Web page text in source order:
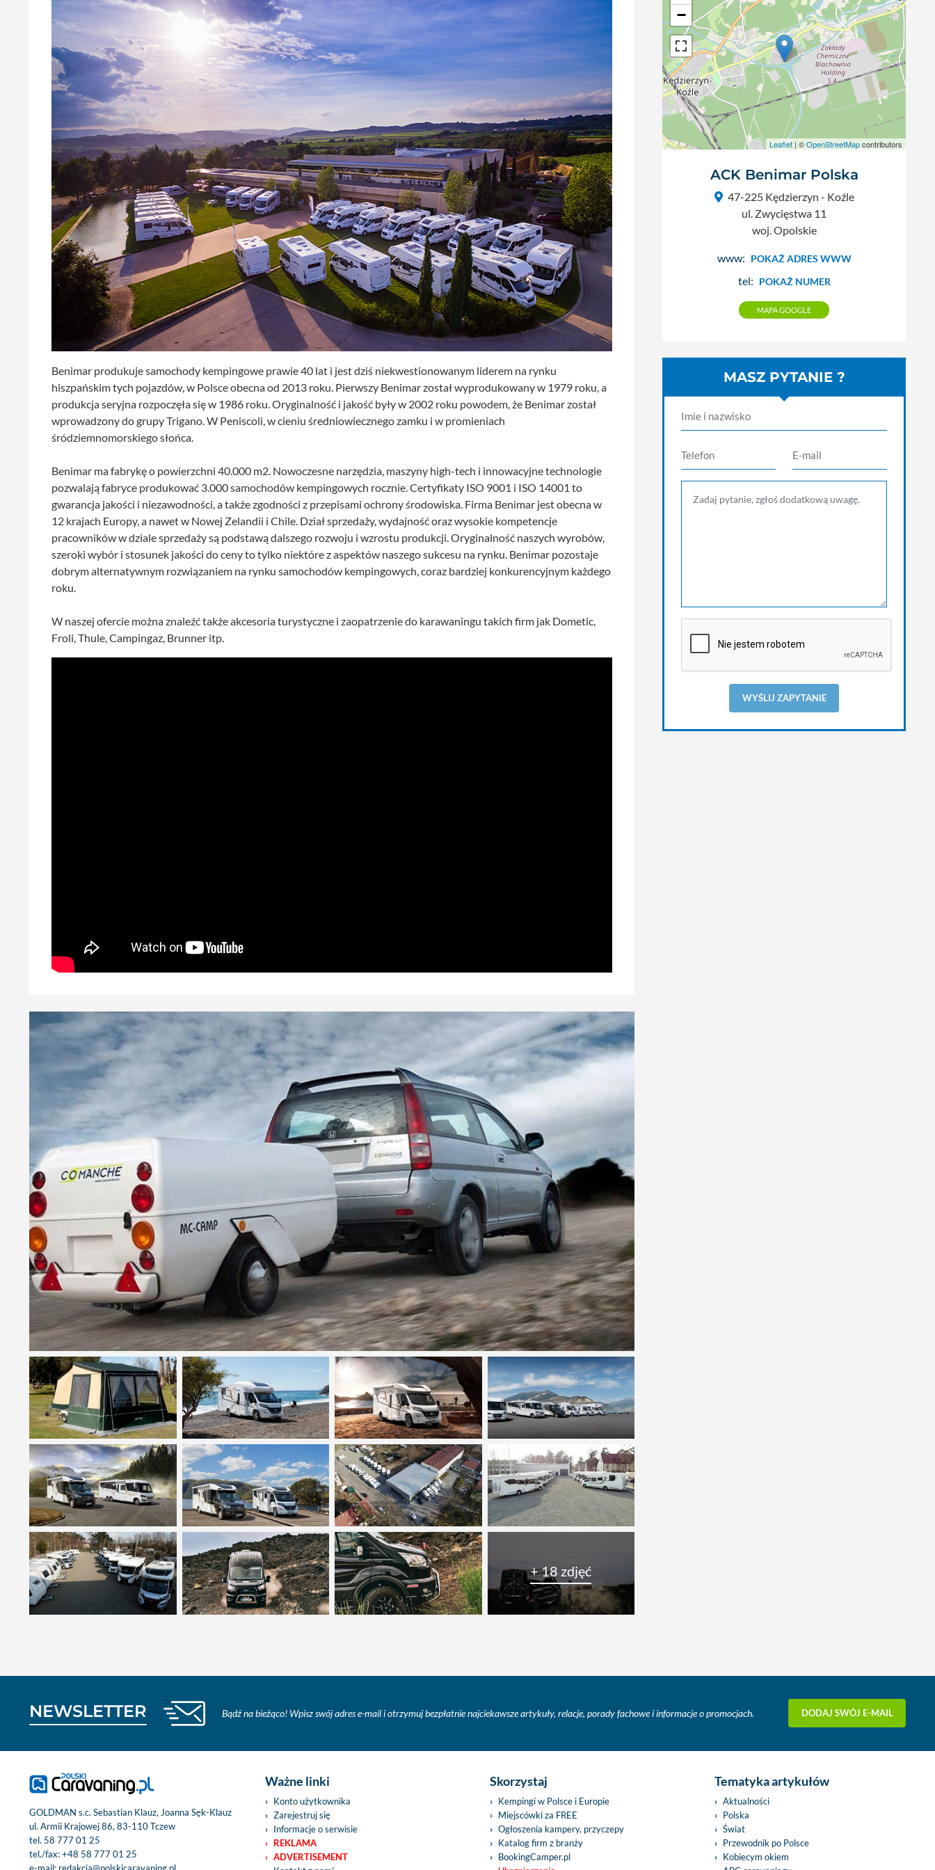
Benimar produkuje samochody kempingowe prawie 40 lat i jest dziś niekwestionowanym liderem na rynku
hiszpańskim tych pojazdów, w Polsce obecna od 2013 roku. Pierwszy Benimar został wyprodukowany w 1979 roku, a
produkcja seryjna rozpoczęła się w 1986 roku. Oryginalność i jakość były w 2002 roku powodem, że Benimar został
wprowadzony do grupy Trigano. W Peniscoli, w cieniu średniowiecznego zamku i w promieniach
śródziemnomorskiego słońca.
Benimar ma fabrykę o powierzchni 40.000 m2. Nowoczesne narzędzia, maszyny high-tech i innowacyjne technologie
pozwalają fabryce produkować 3.000 samochodów kempingowych rocznie. Certyfikaty ISO 9001 i ISO 14001 to
gwarancja jakości i niezawodności, a także zgodności z przepisami ochrony środowiska. Firma Benimar jest obecna w
12 krajach Europy, a nawet w Nowej Zelandii i Chile. Dział sprzedaży, wydajność oraz wysokie kompetencje
pracowników w dziale sprzedaży są podstawą dalszego rozwoju i wzrostu produkcji. Oryginalność naszych wyrobów,
szeroki wybór i stosunek jakości do ceny to tylko niektóre z aspektów naszego sukcesu na rynku. Benimar pozostaje
dobrym alternatywnym rozwiązaniem na rynku samochodów kempingowych, coraz bardziej konkurencyjnym każdego
roku.
W naszej ofercie można znaleźć także akcesoria turystyczne i zaopatrzenie do karawaningu takich firm jak Dometic,
Froli, Thule, Campingaz, Brunner itp.
+ 18 zdjęć
−
Leaflet | ©OpenStreetMapcontributors
ACK Benimar Polska
47-225 Kędzierzyn - Koźle
ul. Zwycięstwa 11
woj. Opolskie
www: POKAŻ ADRES WWW
tel: POKAŻ NUMER
MAPA GOOGLE
MASZ PYTANIE ?
WYŚLIJ ZAPYTANIE
NEWSLETTER Bądź na bieżąco! Wpisz swój adres e-mail i otrzymuj bezpłatnie najciekawsze artykuły, relacje, porady fachowe i informacje o promocjach. DODAJ SWÓJ E-MAIL
GOLDMAN s.c. Sebastian Klauz, Joanna Sęk-Klauz
ul. Armii Krajowej 86, 83-110 Tczew
tel. 58 777 01 25
tel./fax:+48 58 777 01 25
Ważne linki
Konto użytkownika
Zarejestruj się
Informacje o serwisie
REKLAMA
ADVERTISEMENT
Skorzystaj
Kempingi w Polsce i Europie
Miejscówki za FREE
Ogłoszenia kampery, przyczepy
Katalog firm z branży
BookingCamper.pl
Tematyka artykułów
Aktualności
Polska
Świat
Przewodnik po Polsce
Kobiecym okiem